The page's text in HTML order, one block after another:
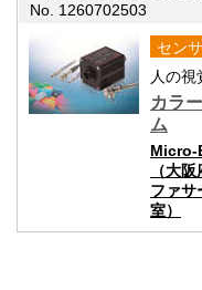
No. 1260702503
セン
人の
カラ
ム
Micro-
（大
ファサ
室）